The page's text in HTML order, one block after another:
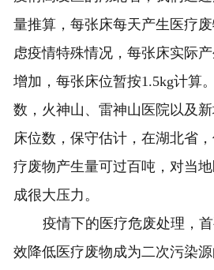
量推算，每张床每天产生医疗
虑疫情特殊情况，每张床实际
增加，每张床位暂按1.5kg计算
数，火神山、雷神山医院以及
床位数，保守估计，在湖北省
疗废物产生量可过百吨，对当
成很大压力。
疫情下的医疗危废处理，
效降低医疗废物成为二次污染